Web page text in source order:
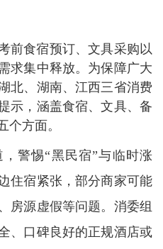
前食宿预订、文具采购以
求集中释放。为保障广大
北、湖南、江西三省消费
示，涵盖食宿、文具、备
个方面。
警惕“黑民宿”与临时涨
住宿紧张，部分商家可能
房源虚假等问题。消委组
、口碑良好的正规酒店或